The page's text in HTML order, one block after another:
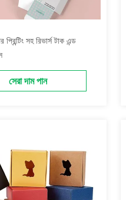
সহ রিভার্স টাক এন্ড
সেরা দাম পান